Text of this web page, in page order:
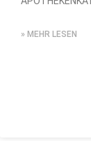
» MEHR LESEN